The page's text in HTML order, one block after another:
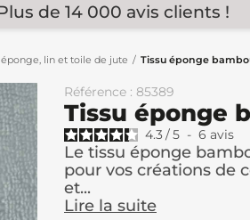
Plus de 14 000 avis clients !
éponge, lin et toile de jute Tissu éponge
Référence : 85389
Tissu éponge
4.3/5 - 6 avis
Le tissu éponge
pour vos créations de
et...
Lire la suite